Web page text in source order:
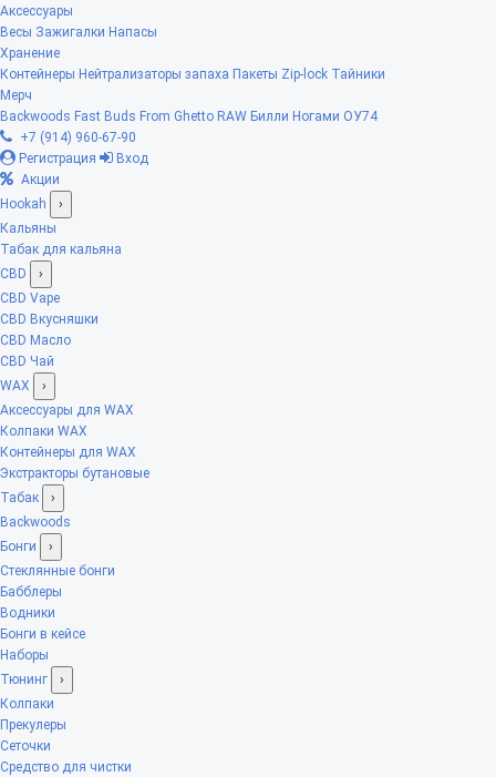
Аксессуары
Весы Зажигалки Напасы
Хранение
Контейнеры Нейтрализаторы запаха Пакеты Zip-lock Тайники
Мерч
Backwoods Fast Buds From Ghetto RAW Билли Ногами ОУ74
+7 (914) 960-67-90
Регистрация
Вход
Акции
Hookah
›
Кальяны
Табак для кальяна
CBD
›
CBD Vape
CBD Вкусняшки
CBD Масло
CBD Чай
WAX
›
Аксессуары для WAX
Колпаки WAX
Контейнеры для WAX
Экстракторы бутановые
Табак
›
Backwoods
Бонги
›
Стеклянные бонги
Бабблеры
Водники
Бонги в кейсе
Наборы
Тюнинг
›
Колпаки
Прекулеры
Сеточки
Средство для чистки